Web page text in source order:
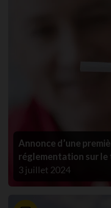
Annonce d’une
réglementation sur le
3 juillet 2024